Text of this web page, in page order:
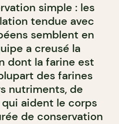
simple : les
tendue avec
semblent en
a creusé la
dont la farine est
des farines
nutriments, de
aident le corps
de conservation